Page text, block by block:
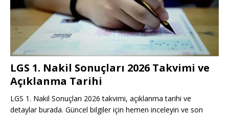
LGS 1. Nakil Sonuçları 2026 Takvimi ve
Açıklanma Tarihi
LGS 1. Nakil Sonuçları 2026 takvimi, açıklanma tarihi ve
detaylar burada. Güncel bilgiler için hemen inceleyin ve son